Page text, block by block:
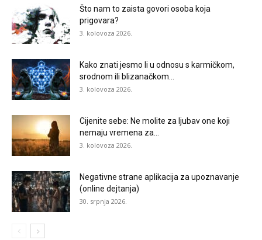
Što nam to zaista govori osoba koja
prigovara?
3. kolovoza 2026.
Kako znati jesmo li u odnosu s karmičkom,
srodnom ili blizanačkom...
3. kolovoza 2026.
Cijenite sebe: Ne molite za ljubav one koji
nemaju vremena za...
3. kolovoza 2026.
Negativne strane aplikacija za upoznavanje
(online dejtanja)
30. srpnja 2026.